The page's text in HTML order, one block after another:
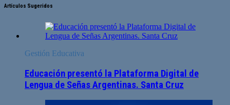
Artículos Sugeridos
Gestión Educativa
Educación presentó la Plataforma Digital de
Lengua de Señas Argentinas. Santa Cruz